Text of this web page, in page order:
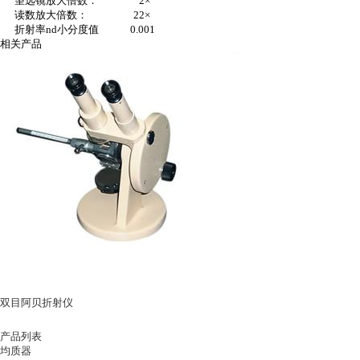
读数放大倍数：
22×
折射率nd小分度值 0.001
相关产品
双目阿贝折射仪
产品列表
均质器